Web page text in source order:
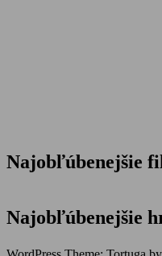
Najobľúbenejšie
Najobľúbenejšie